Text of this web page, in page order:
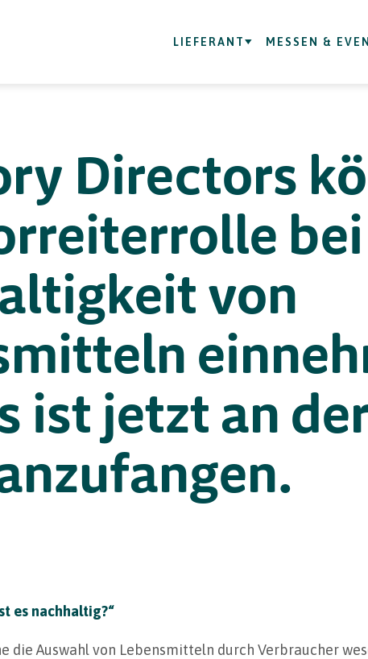
LIEFERANT MESSEN &
Directors
von
ist jetzt an
es nachhaltig?“
die Auswahl von Lebensmitteln durch Verbraucher